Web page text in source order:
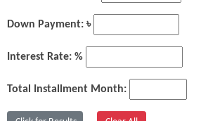
Down Payment: ৳
Interest Rate: %
Total Installment Month: